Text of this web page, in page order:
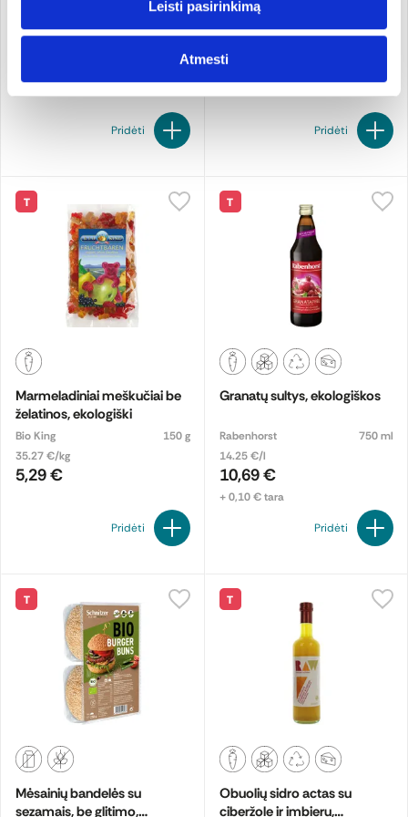
Leisti pasirinkimą
Atmesti
Lebensbaum
50 g
3,99 €
Pridėti
smulki, ekologiška
Natur Hurtig
160 g
19.94 €/kg
3,19 €
Pridėti
T
Marmeladiniai meškučiai be
želatinos, ekologiški
Bio King
150 g
35.27 €/kg
5,29 €
Pridėti
T
Granatų sultys, ekologiškos
Rabenhorst
750 ml
14.25 €/l
10,69 €
+ 0,10 € tara
Pridėti
T
Mėsainių bandelės su
sezamais, be glitimo,
T
Obuolių sidro actas su
ciberžole ir imbieru,